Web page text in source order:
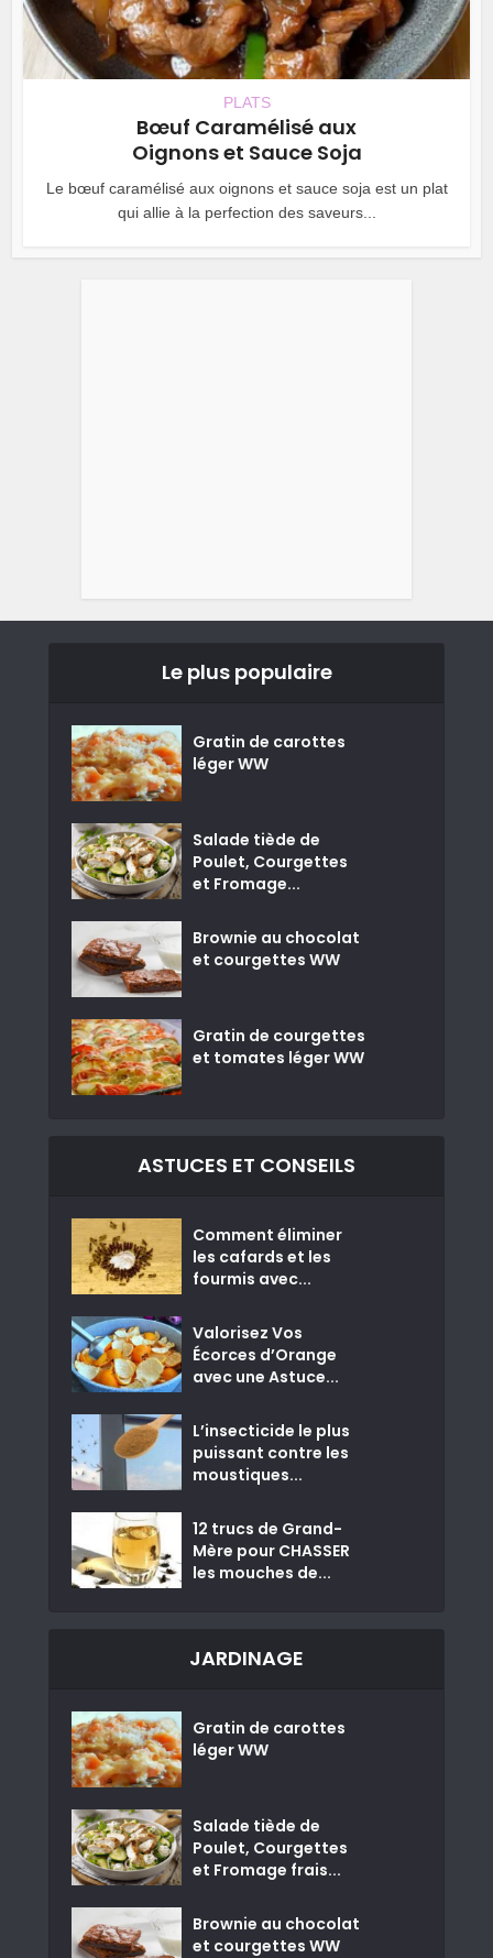
PLATS
Bœuf Caramélisé aux
Oignons et Sauce Soja
Le bœuf caramélisé aux oignons et sauce soja est un plat
qui allie à la perfection des saveurs...
Le plus populaire
Gratin de carottes
léger WW
Salade tiède de
Poulet, Courgettes
et Fromage...
Brownie au chocolat
et courgettes WW
Gratin de courgettes
et tomates léger WW
ASTUCES ET CONSEILS
Comment éliminer
les cafards et les
fourmis avec...
Valorisez Vos
Écorces d’Orange
avec une Astuce...
L’insecticide le plus
puissant contre les
moustiques...
12 trucs de Grand-
Mère pour CHASSER
les mouches de...
JARDINAGE
Gratin de carottes
léger WW
Salade tiède de
Poulet, Courgettes
et Fromage frais...
Brownie au chocolat
et courgettes WW